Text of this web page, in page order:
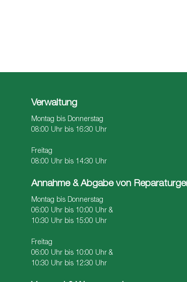
Verwaltung
Montag bis Donnerstag
08:00 Uhr bis 16:30 Uhr
Freitag
08:00 Uhr bis 14:30 Uhr
Annahme & Abgabe von
Montag bis Donnerstag
06:00 Uhr bis 10:00 Uhr &
10:30 Uhr bis 15:00 Uhr
Freitag
06:00 Uhr bis 10:00 Uhr &
10:30 Uhr bis 12:30 Uhr